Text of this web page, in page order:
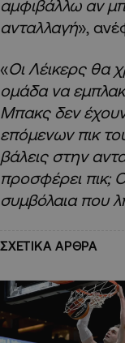
αμφιβάλλω αν
ανταλλαγή»,
«Οι Λέικερς θα
ομάδα να
Μπακς δεν
επόμενων πικ
βάλεις στην
προσφέρει πικ;
συμβόλαια που
ΣΧΕΤΙΚΑ ΑΡΘΡΑ